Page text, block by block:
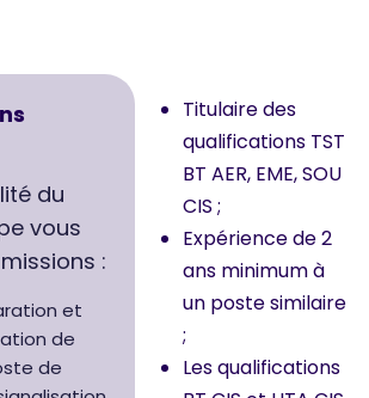
du
vous
:
et
de
de
Titulaire des
qualifications TST
BT AER, EME, SOU
CIS ;
Expérience de 2
ans minimum à
un poste similaire
;
Les qualifications